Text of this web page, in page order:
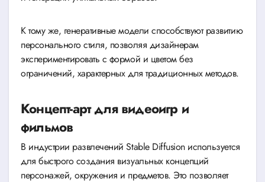
К тому же, генеративные модели способствуют развитию
персонального стиля, позволяя дизайнерам
экспериментировать с формой и цветом без
ограничений, характерных для традиционных методов.
Концепт-арт для видеоигр и
фильмов
В индустрии развлечений Stable Diffusion используется
для быстрого создания визуальных концепций
персонажей, окружения и предметов. Это позволяет